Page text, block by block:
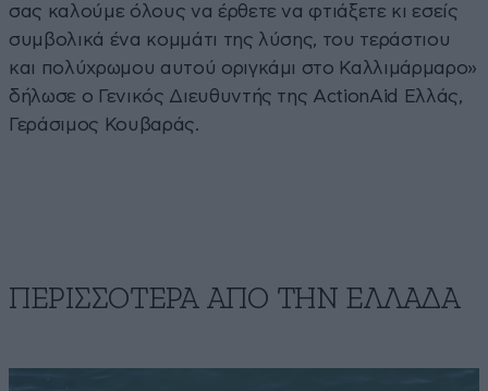
σας καλούμε όλους να έρθετε να φτιάξετε κι εσείς
συμβολικά ένα κομμάτι της λύσης, του τεράστιου
και πολύχρωμου αυτού οριγκάμι στο Καλλιμάρμαρο»
δήλωσε ο Γενικός Διευθυντής της ActionAid Ελλάς,
Γεράσιμος Κουβαράς.
ΠΕΡΙΣΣΟΤΕΡΑ ΑΠΟ ΤΗΝ ΕΛΛΑΔΑ